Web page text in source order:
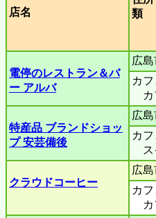
店名
電停のレストラン＆バ
ー アルバ
広
カ
カ
特産品 ブランドショッ
プ 安芸備後
広
カ
ス
クラウドコーヒー
広
カ
カ